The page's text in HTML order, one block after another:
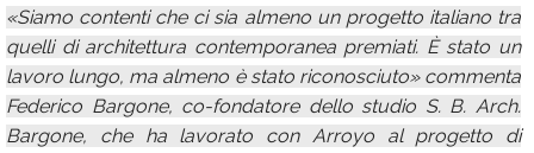
«Siamo contenti che ci sia almeno un progetto italiano tra
quelli di architettura contemporanea premiati. È stato un
lavoro lungo, ma almeno è stato riconosciuto» commenta
Federico Bargone, co-fondatore dello studio S. B. Arch.
Bargone, che ha lavorato con Arroyo al progetto di